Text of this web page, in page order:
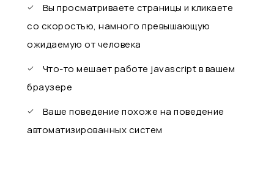
Вы просматриваете страницы и кликаете
со скоростью, намного превышающую
ожидаемую от человека
Что-то мешает работе javascript в вашем
браузере
Ваше поведение похоже на поведение
автоматизированных систем